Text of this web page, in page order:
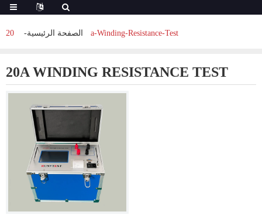
الصفحة الرئيسية 20a-Winding-Resistance-Test
20A WINDING RESISTANCE TEST